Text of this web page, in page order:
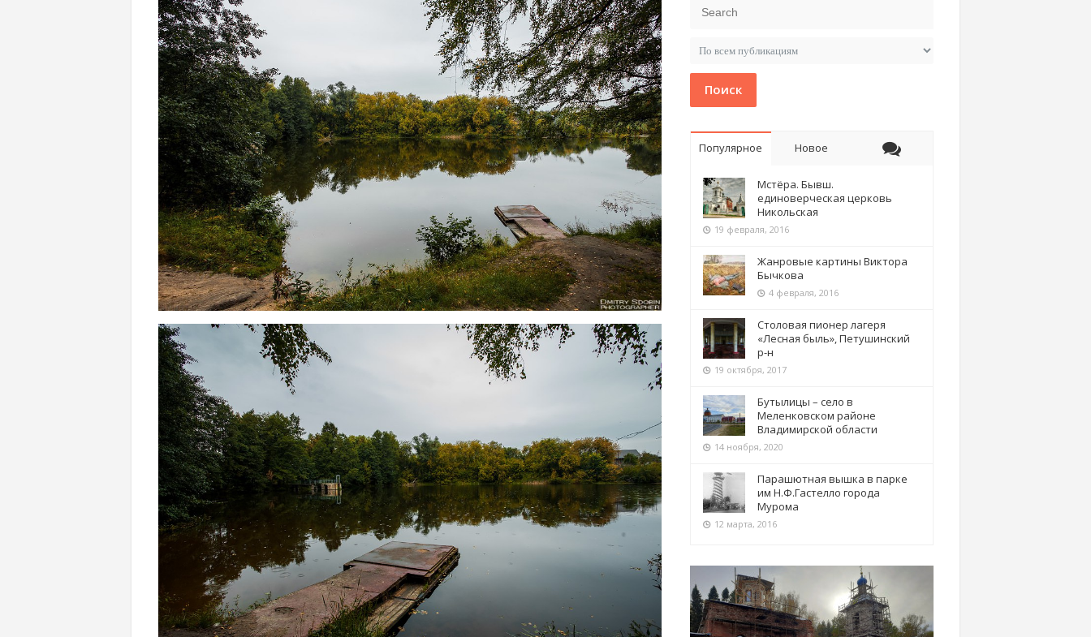
Поиск
Популярное Новое
Мстёра. Бывш.
единоверческая церковь
Никольская
19 февраля, 2016
Жанровые картины Виктора
Бычкова
4 февраля, 2016
Столовая пионер лагеря
«Лесная быль», Петушинский
р-н
19 октября, 2017
Бутылицы – село в
Меленковском районе
Владимирской области
14 ноября, 2020
Парашютная вышка в парке
им Н.Ф.Гастелло города
Мурома
12 марта, 2016